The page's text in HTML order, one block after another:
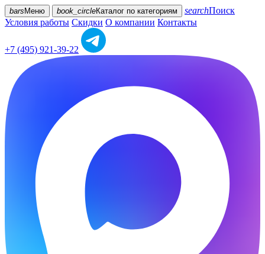
bars Меню book_circleКаталог по категориям searchПоиск
Условия работы Скидки О компании Контакты
+7 (495) 921-39-22